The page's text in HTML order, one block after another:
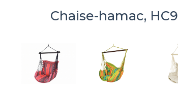
Chaise-hamac, HC9